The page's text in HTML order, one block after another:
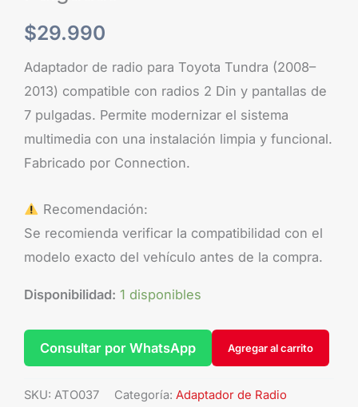
$29.990
Adaptador de radio para Toyota Tundra (2008–
2013) compatible con radios 2 Din y pantallas de
7 pulgadas. Permite modernizar el sistema
multimedia con una instalación limpia y funcional.
Fabricado por Connection.
Recomendación:
Se recomienda verificar la compatibilidad con el
modelo exacto del vehículo antes de la compra.
Disponibilidad: 1 disponibles
Agregar al carrito
Consultar por WhatsApp
SKU: ATO037 Categoría: Adaptador de Radio